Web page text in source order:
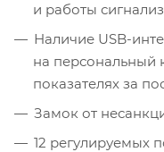
и работы
Наличие USB-
на персональный
показателях за
Замок от
12 регулируемых